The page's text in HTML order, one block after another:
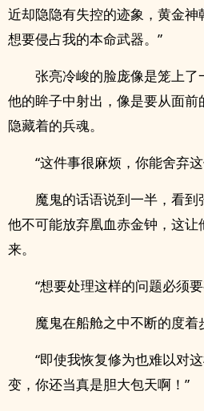
近却隐隐有失控的迹象，黄金
想要侵占我的本命武器。”
张亮冷峻的脸庞像是笼上
他的眸子中射出，像是要从面
隐藏着的兵魂。
“这件事很麻烦，你能舍弃
魔鬼的话语说到一半，看
他不可能放弃凰血赤金钟，这
来。
“想要处理这样的问题必须
魔鬼在船舱之中不断的度着
“即使我恢复修为也难以对
变，你还当真是胆大包天啊！”